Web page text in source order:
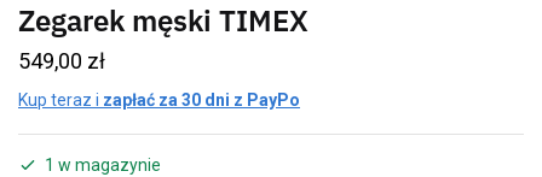
Zegarek męski TIMEX
549,00 zł
Kup teraz i zapłać za 30 dni z PayPo
1 w magazynie